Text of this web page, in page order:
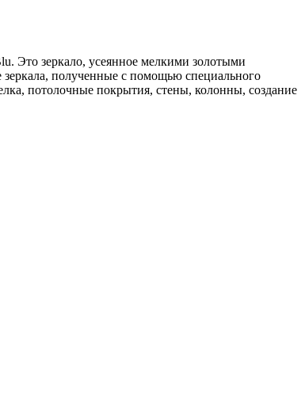
Это зеркало, усеянное мелкими золотыми
полученные с помощью специального
потолочные покрытия, стены, колонны, создание